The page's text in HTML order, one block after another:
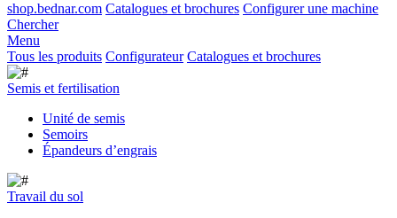
shop.bednar.com Catalogues et brochures Configurer une machine
Chercher
Menu
Tous les produits Configurateur Catalogues et brochures
Semis et fertilisation
Unité de semis
Semoirs
Épandeurs d’engrais
Travail du sol